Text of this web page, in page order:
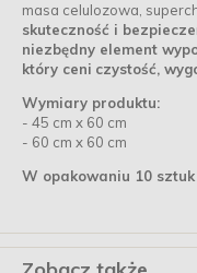
masa celulozowa,
skuteczność i
niezbędny element
który ceni czystość,
Wymiary produktu:
- 45 cm x 60 cm
- 60 cm x 60 cm
W opakowaniu 10 sztuk